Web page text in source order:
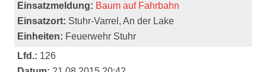
Einsatzmeldung: Baum auf Fahrbahn
Einsatzort: Stuhr-Varrel, An der Lake
Einheiten: Feuerwehr Stuhr
Lfd.: 126